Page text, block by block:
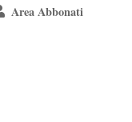
Area Abbonati